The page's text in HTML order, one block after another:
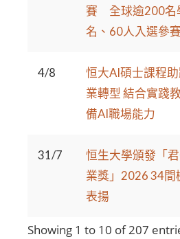
賽 全球逾200名
名、60人入選參賽
4/8
恒大AI碩士課程
業轉型 結合實踐
備AI職場能力
31/7
恒生大學頒發「
業獎」2026 34間
表揚
Showing 1 to 10 of 207